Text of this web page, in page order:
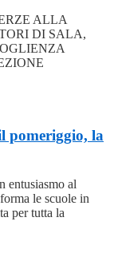
ALLA
DI SALA,
pomeriggio, la
entusiasmo al
le scuole in
per tutta la